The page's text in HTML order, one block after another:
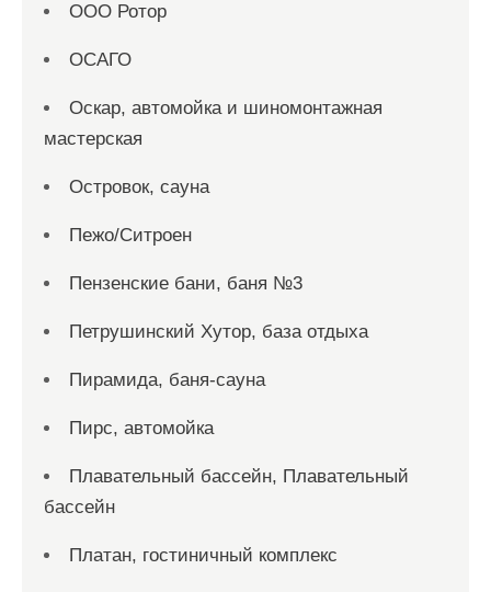
ООО Ротор
ОСАГО
Оскар, автомойка и шиномонтажная
мастерская
Островок, сауна
Пежо/Ситроен
Пензенские бани, баня №3
Петрушинский Хутор, база отдыха
Пирамида, баня-сауна
Пирс, автомойка
Плавательный бассейн, Плавательный
бассейн
Платан, гостиничный комплекс